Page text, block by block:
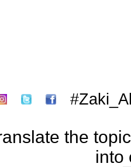
the topic
into